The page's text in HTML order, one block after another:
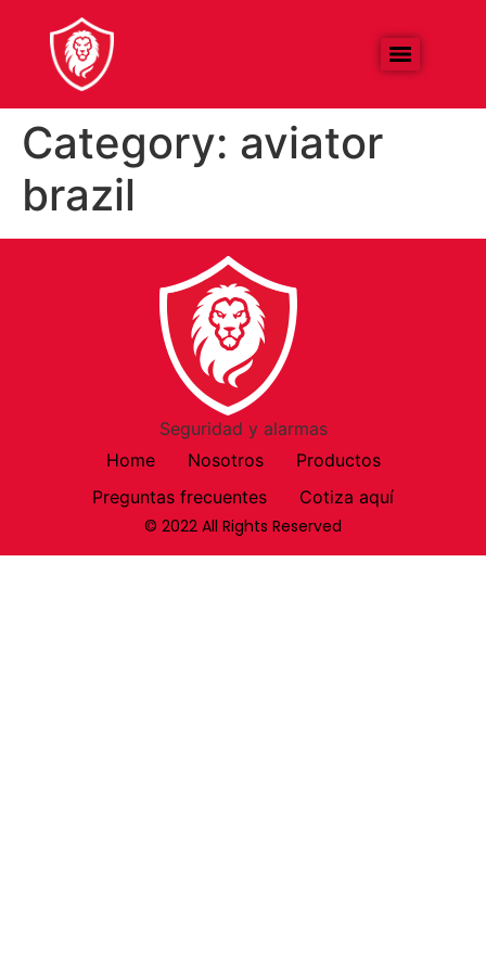
Category: aviator
brazil
Seguridad y alarmas
Home
Nosotros
Productos
Preguntas frecuentes
Cotiza aquí
© 2022 All Rights Reserved